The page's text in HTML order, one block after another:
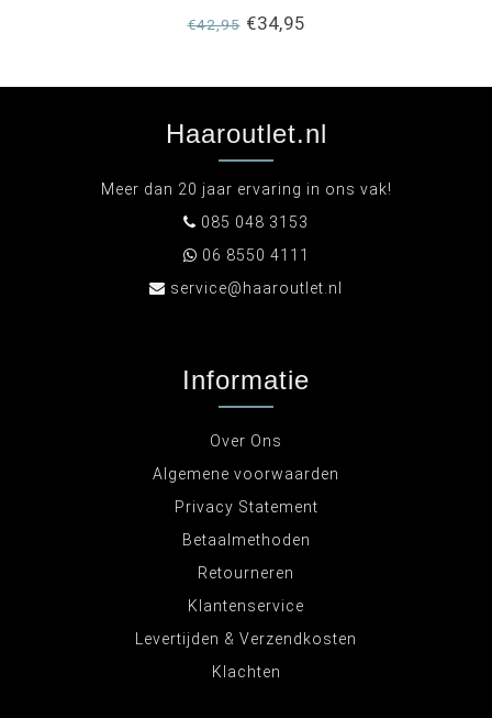
€42,95€34,95
Haaroutlet.nl
Meer dan 20 jaar ervaring in ons vak!
085 048 3153
06 8550 4111
service@haaroutlet.nl
Informatie
Over Ons
Algemene voorwaarden
Privacy Statement
Betaalmethoden
Retourneren
Klantenservice
Levertijden & Verzendkosten
Klachten